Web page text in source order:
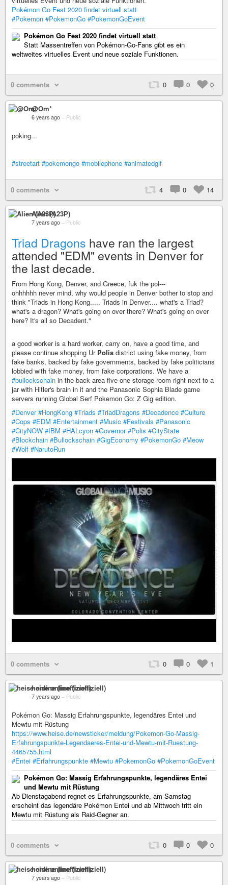
Pokémon Go Fest 2020 findet virtuell statt
#Pokemon #PokemonGo #PokemonGoEvent
Pokémon Go Fest 2020 findet virtuell statt
Statt Massentreffen von Pokémon-Go-Fans gibt es ein
weltweites virtuelles Event und neue soziale Funktionen.
0 comments 0 0 0
@Om*
6 years ago – Public
poking...
#streetart #pokemongo #mobilephone #animatedgif
0 comments 4 0 14
Alien (A23P)
7 years ago – Public
Triad Dragons have ran the largest
attended "EDM" events in Denver for
the last decade.
From Hong Kong, Denver, and Greece, fuk the pol---
ohhhhhh never mind, why would people in Denver bother to stop and
think "Triads in Hong Kong..... Triads in Denver.... what's a Triad?
what's a dragon? What's going on over there? What's going on over
here? It's all so Decadent."
a good worker is a hard worker, carry on, have a good time, and
please continue shopping Ur Polis district using fake money, from
fake banks, backed by fake governments, backed by fake politicians
lobbied with fake money, from fake corporations. We have a
#bullockschain in the back area five one storage room right next to a
jar with Hitler's brain in it and the Panasonic Sophia Blade game
servers running Global Serf Pokemon Go: Z Gig edition.
#Denver #HongKong #Triads #TriadDragons #Decadence #Culture
#Cops #EDM #Entertainment #Music #Festivals #Panasonic
#CityNOW #IBM #HALcyon #Governor #Polis #CityState
#Blockchain #Bullockschain #GigEconomy #PokemonGo #Meow
#Wolf #NarutoRun
0 comments 0 0 1
heise online (inoffiziell)
7 years ago – Public
Pokémon Go: Massig Erfahrungspunkte, legendäres Entei und
Mewtu mit Rüstung
https://www.heise.de/newsticker/meldung/Pokemon-Go-Massig-
Erfahrungspunkte-Legendaeres-Entei-und-Mewtu-mit-Ruestung-
4465755.html
#Entei #Erfahrungspunkte #Mewtu #PokemonGo #PokemonGoEvent
Pokémon Go: Massig Erfahrungspunkte, legendäres Entei
und Mewtu mit Rüstung
Ab Dienstagabend regnet es Erfahrungspunkte, am Samstag
erscheint das legendäre Pokémon Entei und ab Mittwoch tritt ein
Mewtu mit Rüstung als Raid-Gegner an.
0 comments 0 0 0
heise online (inoffiziell)
7 years ago – Public